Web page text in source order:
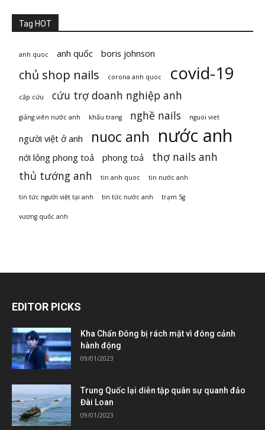
Tag HOT
anh quoc anh quốc boris johnson
chủ shop nails corona anh quoc covid-19
cấp cứu cứu trợ doanh nghiệp anh
giảng viên nước anh khẩu trang nghề nails nguoi viet
người việt ở anh nuoc anh nước anh
nới lỏng phong toả phong toả
thợ nails anh
thủ tướng anh
tin anh quoc tin nước anh
tin tức người việt tại anh tin tức nước anh trạm 5g
vương quốc anh
EDITOR PICKS
Kha Chấn Đông bị rách mặt vì đóng cảnh
hành động
09/01/2023
Trung Quốc lại diễn tập quân sự quanh đảo
Đài Loan
09/01/2023